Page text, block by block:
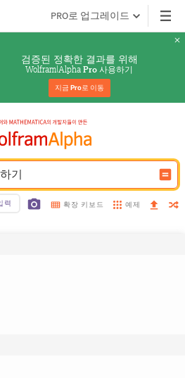
PRO로 업그레이드
검증된 정확한 결과를 위해
Wolfram|Alpha Pro 사용하기
지금 Pro로 이동
기
력 확장 키보드 예제